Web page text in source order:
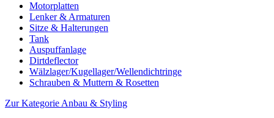
Motorplatten
Lenker & Armaturen
Sitze & Halterungen
Tank
Auspuffanlage
Dirtdeflector
Wälzlager/Kugellager/Wellendichtringe
Schrauben & Muttern & Rosetten
Zur Kategorie Anbau & Styling